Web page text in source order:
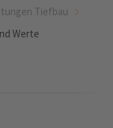
Tiefbau
Werte